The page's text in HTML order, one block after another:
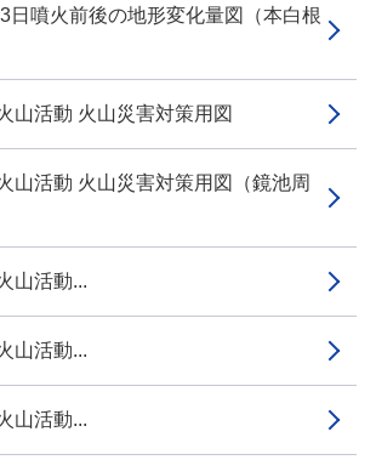
日噴火前後の地形変化量図（本白根
山活動 火山災害対策用図
山活動 火山災害対策用図（鏡池周
山活動...
山活動...
山活動...